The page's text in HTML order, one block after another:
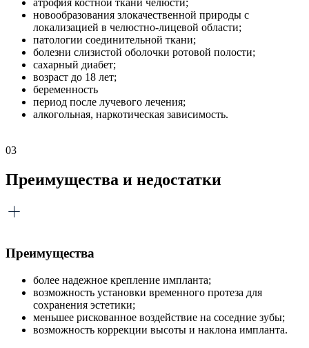
атрофия костной ткани челюсти;
новообразования злокачественной природы с
локализацией в челюстно-лицевой области;
патологии соединительной ткани;
болезни слизистой оболочки ротовой полости;
сахарный диабет;
возраст до 18 лет;
беременность
период после лучевого лечения;
алкогольная, наркотическая зависимость.
03
Преимущества и недостатки
Преимущества
более надежное крепление импланта;
возможность установки временного протеза для
сохранения эстетики;
меньшее рискованное воздействие на соседние зубы;
возможность коррекции высоты и наклона импланта.